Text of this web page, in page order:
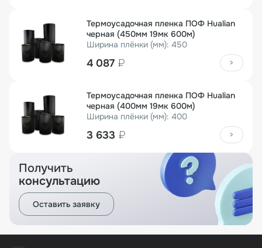
Термоусадочная пленка ПОФ Hualian
черная (450мм 19мк 600м)
Ширина плёнки (мм): 450
4 087 ₽ >
Термоусадочная пленка ПОФ Hualian
черная (400мм 19мк 600м)
Ширина плёнки (мм): 400
3 633 ₽ >
Получить
консультацию
Оставить заявку